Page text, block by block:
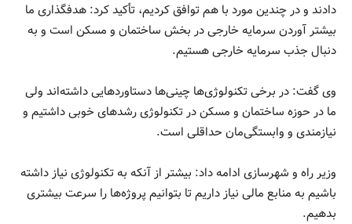
دادند و در چندین مورد با هم توافق کردیم، تأکید کرد: هدفگذاری ما
بیشتر آوردن سرمایه خارجی در بخش ساختمان و مسکن است و به
دنبال جذب سرمایه خارجی هستیم.
وی گفت: در برخی تکنولوژی‌ها چینی‌ها دستاورد‌هایی داشته‌اند ولی
ما در حوزه ساختمان و مسکن در تکنولوژی رشد‌های خوبی داشتیم و
نیازمندی و وابستگی‌مان حداقلی است.
وزیر راه و شهرسازی ادامه داد: بیشتر از آنکه به تکنولوژی نیاز داشته
باشیم به منابع مالی نیاز داریم تا بتوانیم پروژه‌ها را سرعت بیشتری
بدهیم.